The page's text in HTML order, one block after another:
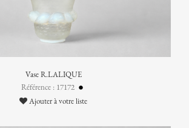
Vase R.LALIQUE
Référence : 17172
Ajouter à votre liste